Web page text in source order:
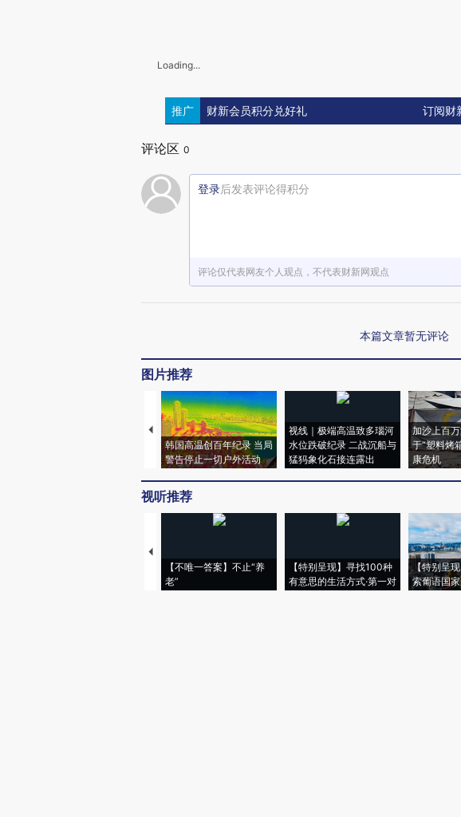
Loading...
推广 财新会员积分兑好礼 订阅财
评论区 0
登录后发表评论得积分
评论仅代表网友个人观点，不代表财新网观点
本篇文章暂无评论
图片推荐
韩国高温创百年纪录 当局
警告停止一切户外活动
视线｜极端高温致多瑙河
水位跌破纪录 二战沉船与
猛犸象化石接连露出
加沙上百
于“塑料烤
康危机
视听推荐
【不唯一答案】不止“养
老”
【特别呈现】寻找100种
有意思的生活方式·第一对
【特别呈
索葡语国